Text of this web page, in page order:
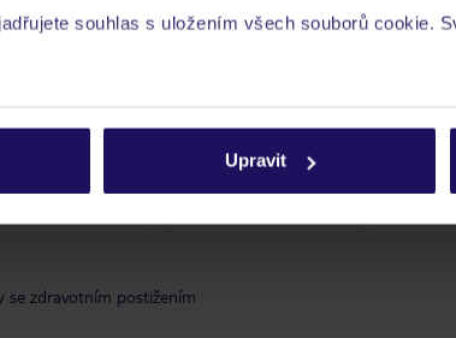
souhlas s uložením všech souborů cookie.
cookie naleznete vzásadách používání
Upravit
požadavcích naleznete na www.tui.cz v záložce
zdravotním postižením